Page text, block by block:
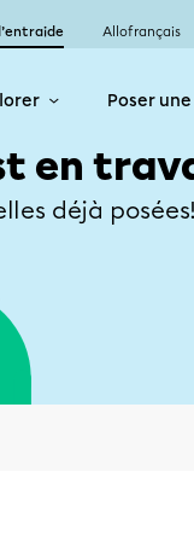
Allofrançais
Poser
en
déjà